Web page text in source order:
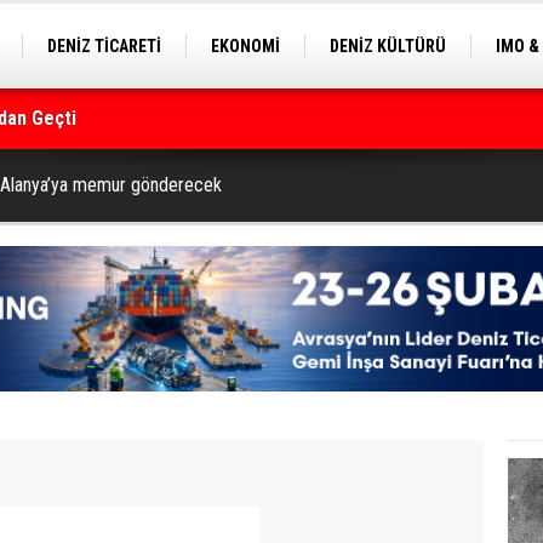
DENİZ TİCARETİ EKONOMİ DENİZ KÜLTÜRÜ
IMO
Geçti
memur gönderecek